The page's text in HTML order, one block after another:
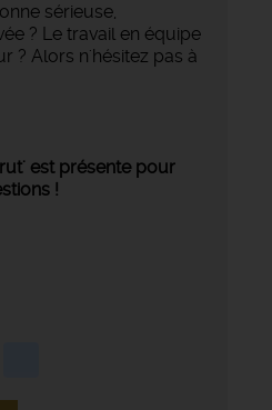
sérieuse,
? Le travail en équipe
? Alors n'hésitez pas à
est présente pour
!